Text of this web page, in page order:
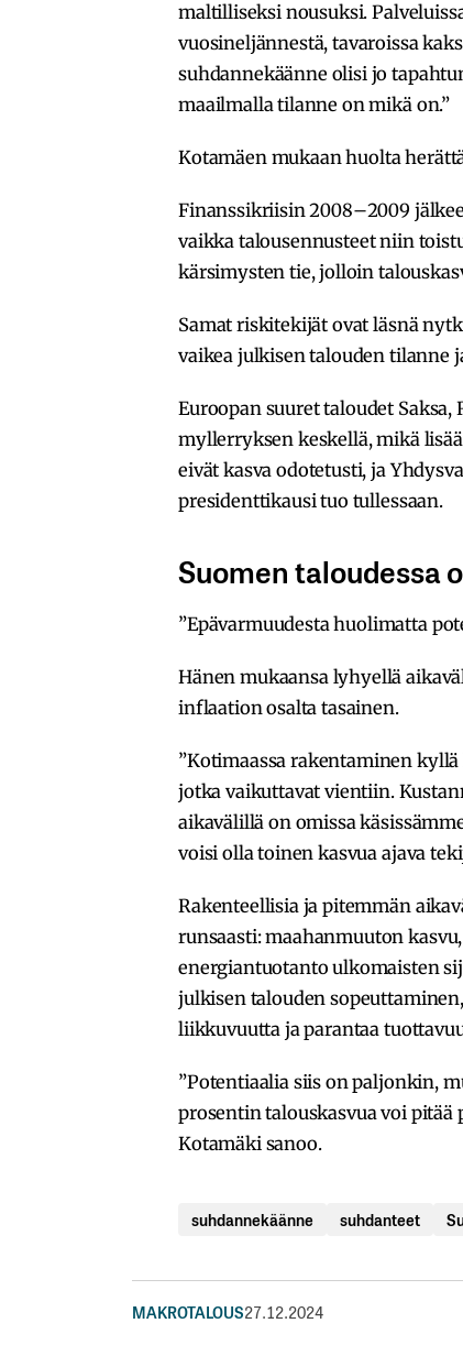
maltilliseksi nousuksi.
vuosineljännestä, tavaroissa
suhdannekäänne olisi jo
maailmalla tilanne on mikä on.”
Kotamäen mukaan huolta
Finanssikriisin 2008–2009
vaikka talousennusteet niin
kärsimysten tie, jolloin
Samat riskitekijät ovat läsnä
vaikea julkisen talouden tilanne
Euroopan suuret taloudet
myllerryksen keskellä, mikä
eivät kasva odotetusti, ja
presidenttikausi tuo tullessaan.
Suomen taloudessa
”Epävarmuudesta huolimatta
Hänen mukaansa lyhyellä
inflaation osalta tasainen.
”Kotimaassa rakentaminen
jotka vaikuttavat vientiin.
aikavälillä on omissa
voisi olla toinen kasvua ajava
Rakenteellisia ja pitemmän
runsaasti: maahanmuuton
energiantuotanto ulkomaisten
julkisen talouden
liikkuvuutta ja parantaa
”Potentiaalia siis on paljonkin,
prosentin talouskasvua voi
Kotamäki sanoo.
suhdannekäänne suhdanteet
MAKROTALOUS27.12.2024